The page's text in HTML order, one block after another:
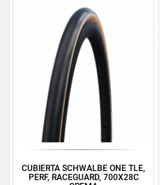
CUBIERTA SCHWALBE ONE TLE,
PERF, RACEGUARD, 700X28C